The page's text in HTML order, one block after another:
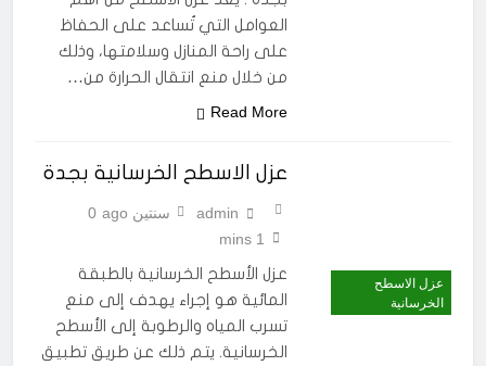
العوامل التي تُساعد على الحفاظ
على راحة المنازل وسلامتها، وذلك
من خلال منع انتقال الحرارة من…
Read More
عزل الاسطح
الخرسانية
عزل الاسطح الخرسانية بجدة
admin سنتين ago
0
1 mins
عزل الأسطح الخرسانية بالطبقة
المائية هو إجراء يهدف إلى منع
تسرب المياه والرطوبة إلى الأسطح
الخرسانية. يتم ذلك عن طريق تطبيق